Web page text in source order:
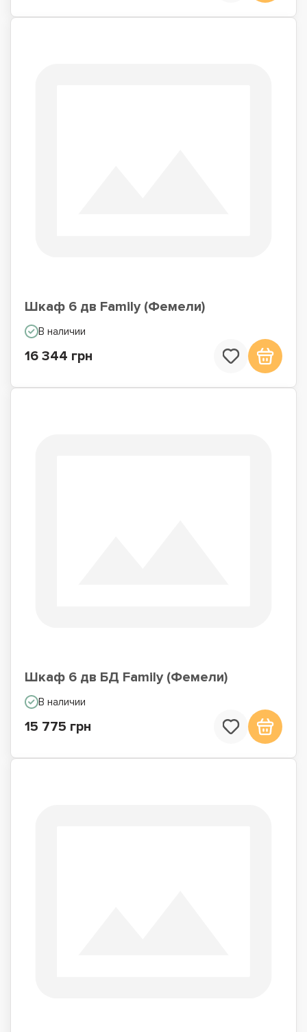
Шкаф 6 дв Family (Фемели)
В наличии
16 344 грн
Шкаф 6 дв БД Family (Фемели)
В наличии
15 775 грн